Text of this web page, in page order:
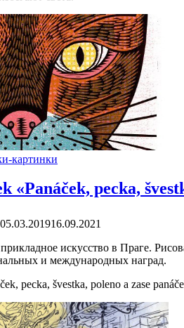
картинки
«Panáček, pecka,
05.03.201916.09.2021
искусство в Праге.
и международных наград.
pecka, švestka, poleno a zase